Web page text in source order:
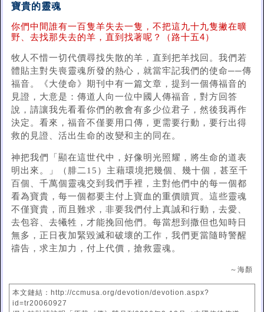
寶貴的靈魂
你們中間誰有一百隻羊失去一隻，不把這九十九隻撇在曠
野、去找那失去的羊，直到找著呢？（路十五4）
牧人不惜一切代價尋找失散的羊，直到把羊找回。我們若
體貼主對失喪靈魂所發的熱心，就當牢記我們的使命──傳
福音。《大使命》期刊中有一篇文章，提到一個傳福音的
見證，大意是：傳道人向一位中國人傳福音，對方回答
說，請讓我先看看你們的教會有多少位君子，然後我再作
決定。看來，福音不僅要用口傳，更需要行動，要行出得
救的見證、活出生命的改變和主的同在。
神把我們「顯在這世代中，好像明光照耀，將生命的道表
明出來。」（腓二15）主藉環境把幾個、幾十個，甚至千
百個、千萬個靈魂交到我們手裡，主對他們中的每一個都
看為寶貴，每一個都要主付上寶血的重價贖買。這些靈魂
不僅寶貴，而且難求，非要我們付上真誠和行動，去愛、
去包容、去犧牲，才能挽回他們。每當想到撒但也知時日
無多，正日夜加緊毀滅和破壞的工作，我們更當隨時警醒
禱告，求主加力，付上代價，搶救靈魂。
～海顏
本文鏈結：http://ccmusa.org/devotion/devotion.aspx?
id=tr20060927